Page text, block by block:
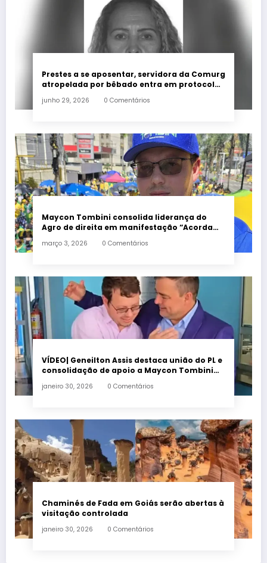
Prestes a se aposentar, servidora da Comurg
atropelada por bêbado entra em protocolo
junho 29, 2026 0 Comentários
Maycon Tombini consolida liderança do
Agro de direita em manifestação “Acorda
março 3, 2026 0 Comentários
VÍDEO| Geneilton Assis destaca união do PL e
consolidação de apoio a Maycon Tombini
janeiro 30, 2026 0 Comentários
Chaminés de Fada em Goiás serão abertas à
visitação controlada
janeiro 30, 2026 0 Comentários